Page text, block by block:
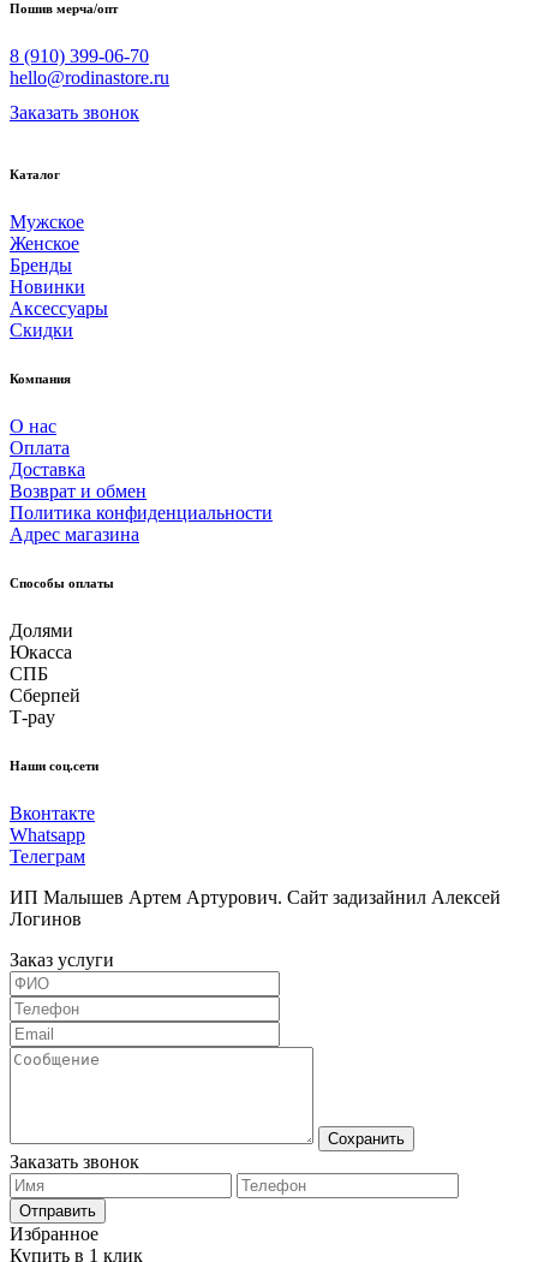
Пошив мерча/опт
8 (910) 399-06-70
hello@rodinastore.ru
Заказать звонок
Каталог
Мужское
Женское
Бренды
Новинки
Аксессуары
Скидки
Компания
О нас
Оплата
Доставка
Возврат и обмен
Политика конфиденциальности
Адрес магазина
Способы оплаты
Долями
Юкасса
СПБ
Сберпей
Т-pay
Наши соц.сети
Вконтакте
Whatsapp
Телеграм
ИП Малышев Артем Артурович. Сайт задизайнил Алексей
Логинов
Заказ услуги
Сохранить
Заказать звонок
Отправить
Избранное
Купить в 1 клик